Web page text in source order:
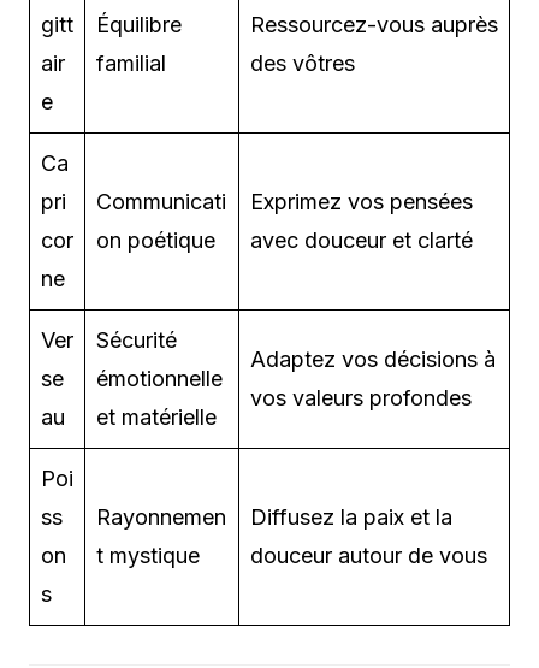
gitt
air
e
Équilibre
familial
Ressourcez-vous auprès
des vôtres
Ca
pri
cor
ne
Communicati
on poétique
Exprimez vos pensées
avec douceur et clarté
Ver
se
au
Sécurité
émotionnelle
et matérielle
Adaptez vos décisions à
vos valeurs profondes
Poi
ss
on
s
Rayonnemen
t mystique
Diffusez la paix et la
douceur autour de vous